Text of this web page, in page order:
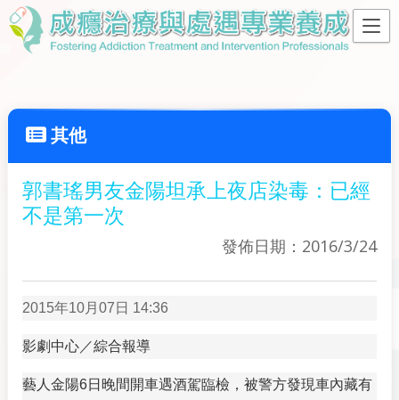
其他
郭書瑤男友金陽坦承上夜店染毒：已經
不是第一次
發佈日期：2016/3/24
2015年10月07日 14:36
影劇中心／綜合報導
藝人金陽6日晚間開車遇酒駕臨檢，被警方發現車內藏有